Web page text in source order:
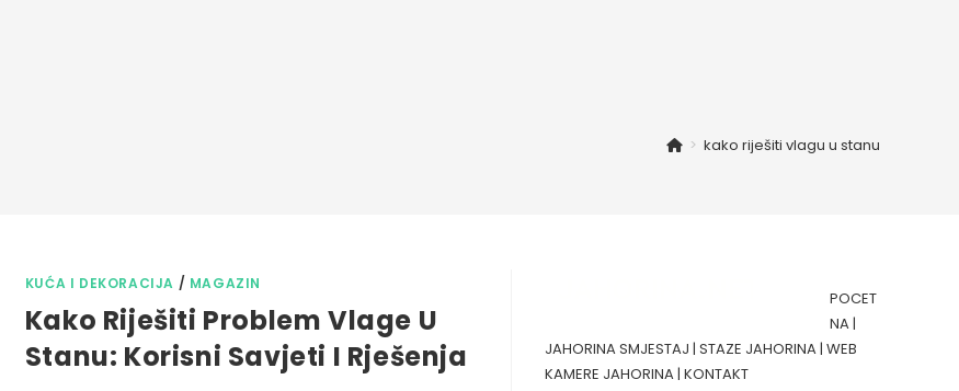
> kako riješiti vlagu u stanu
KUĆA I DEKORACIJA / MAGAZIN
Kako Riješiti Problem Vlage U
Stanu: Korisni Savjeti I Rješenja
POCET
NA|
JAHORINA SMJESTAJ | STAZE JAHORINA| WEB
KAMERE JAHORINA| KONTAKT